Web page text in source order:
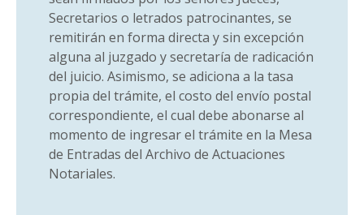
Secretarios o letrados patrocinantes, se
remitirán en forma directa y sin excepción
alguna al juzgado y secretaría de radicación
del juicio. Asimismo, se adiciona a la tasa
propia del trámite, el costo del envío postal
correspondiente, el cual debe abonarse al
momento de ingresar el trámite en la Mesa
de Entradas del Archivo de Actuaciones
Notariales.